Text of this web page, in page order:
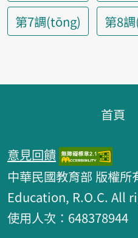
第7調(tōng)
第8
首頁
意見回饋
中華民國教育部 版權
Education, R.O.C. All
使用人次：648378944